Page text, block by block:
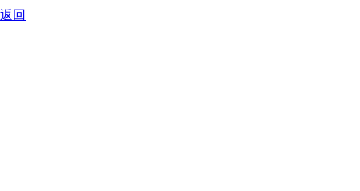
返回